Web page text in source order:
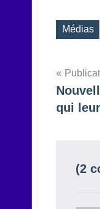
Étiquettes
Médias
de
qui
(2